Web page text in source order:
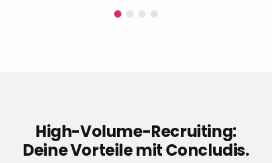
High-Volume-Recruiting:
Deine Vorteile mit Concludis.